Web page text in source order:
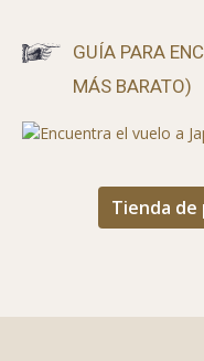
GUÍA PARA
MÁS BARATO)
Tienda